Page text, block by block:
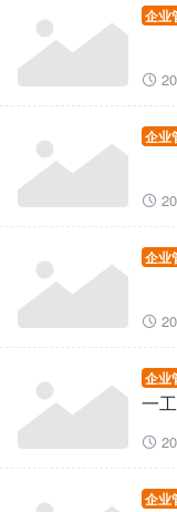
企业

企业

企业

企业
一

企业